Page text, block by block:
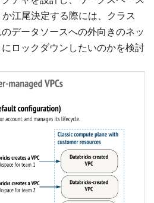
江尾決定する際には、クラス
データソースへの外向きのネッ
ロックダウンしたいのかを検討